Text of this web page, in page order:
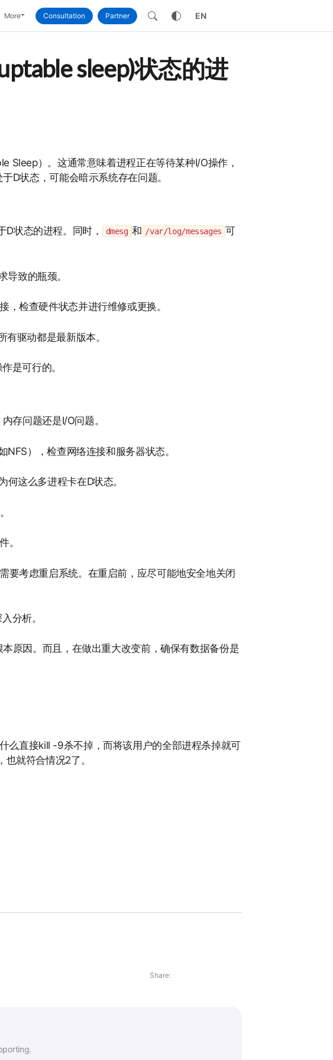
MoreToggle Dropdown
Consultation Partner EN
sleep)状态的进
Sleep）。这通常意味着进程正在等待某种I/O操作，
D状态，可能会暗示系统存在问题。
D状态的进程。同时， dmesg 和 /var/log/messages 可
导致的瓶颈。
检查硬件状态并进行维修或更换。
驱动都是最新版本。
是可行的。
存问题还是I/O问题。
），检查网络连接和服务器状态。
这么多进程卡在D状态。
。
要考虑重启系统。在重启前，应尽可能地安全地关闭
分析。
原因。而且，在做出重大改变前，确保有数据备份是
么直接kill -9杀不掉，而将该用户的全部进程杀掉就可
就符合情况2了。
Share